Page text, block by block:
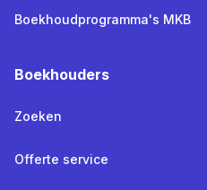
Boekhoudprogramma's MKB
Boekhouders
Zoeken
Offerte service